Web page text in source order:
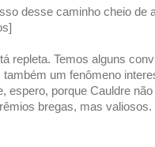
desse caminho cheio de
repleta. Temos alguns
um fenômeno
espero, porque Cauldre
bregas, mas valiosos.